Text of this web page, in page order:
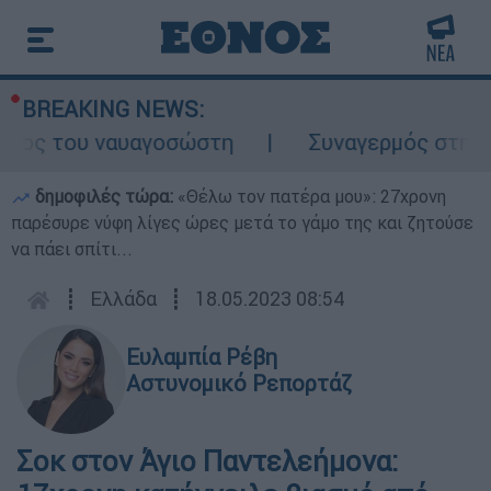
BREAKING NEWS:
του ναυαγοσώστη
Συναγερμός στην
δημοφιλές τώρα: «Θέλω τον πατέρα μου»: 27χρονη
παρέσυρε νύφη λίγες ώρες μετά το γάμο της και ζητούσε
να πάει σπίτι...
┋ Ελλάδα ┋ 18.05.2023 08:54
Ευλαμπία Ρέβη
Αστυνομικό Ρεπορτάζ
Σοκ στον Άγιο Παντελεήμονα: